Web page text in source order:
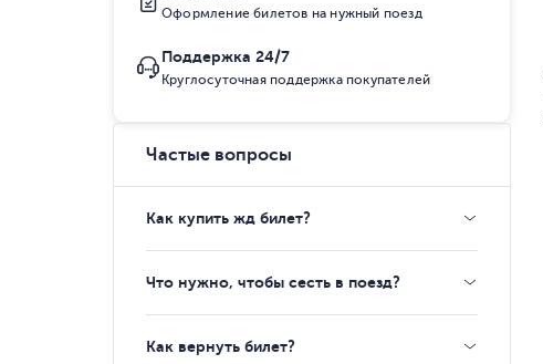
Оформление билетов на нужный поезд
Поддержка 24/7
Круглосуточная поддержка покупателей
Частые вопросы
Как купить жд билет?
Что нужно, чтобы сесть в поезд?
Как вернуть билет?